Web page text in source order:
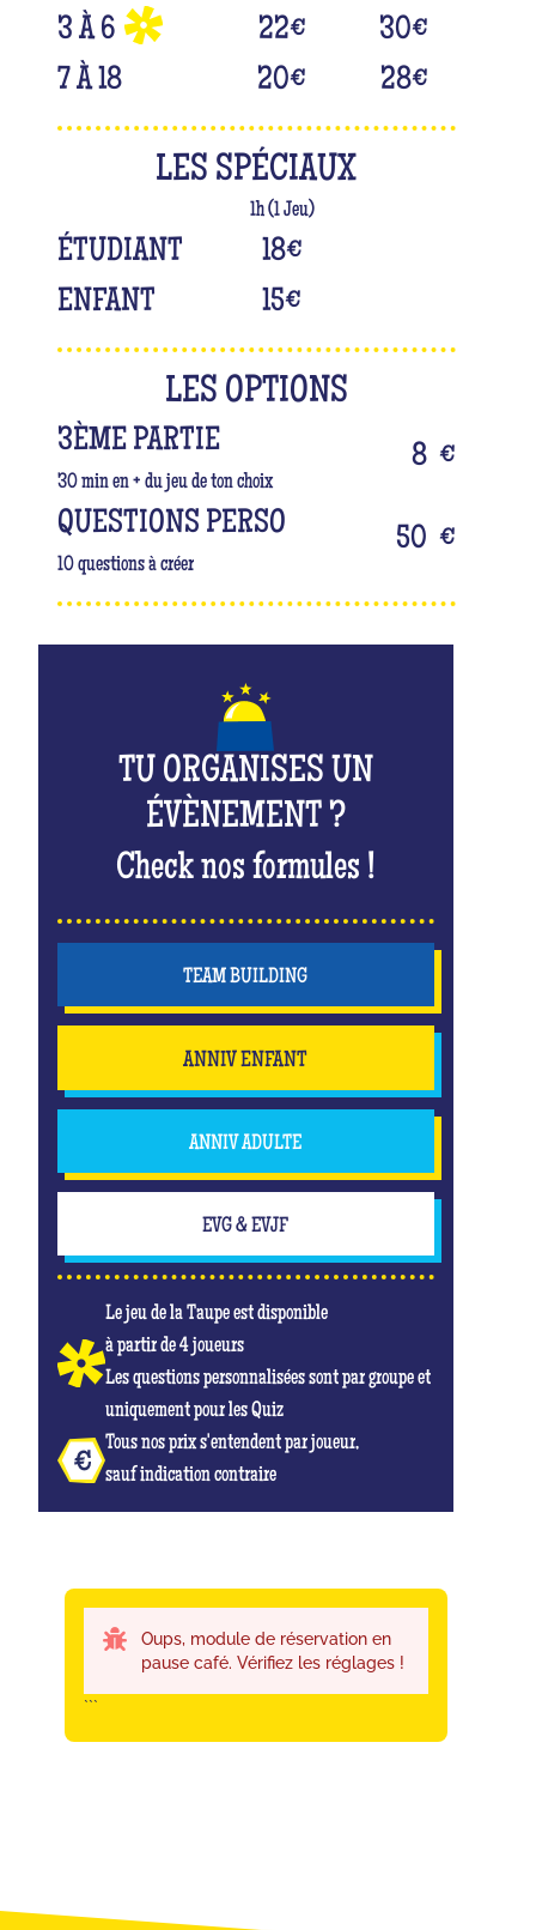
3 À 6 22€ 30€
7 À 18
20€ 28€
LES SPÉCIAUX
1h (1 Jeu)
ÉTUDIANT 18€
ENFANT
15€
LES OPTIONS
3ÈME PARTIE
30 min en + du jeu de ton choix
8 €
QUESTIONS PERSO
10 questions à créer
50 €
TU ORGANISES UN
ÉVÈNEMENT ?
Check nos formules !
TEAM BUILDING
ANNIV ENFANT
ANNIV ADULTE
EVG & EVJF
Le jeu de la Taupe est disponible
à partir de 4 joueurs
Les questions personnalisées sont par groupe et
uniquement pour les Quiz
Tous nos prix s'entendent par joueur,
sauf indication contraire
Oups, module de réservation en
pause café. Vérifiez les réglages !
```